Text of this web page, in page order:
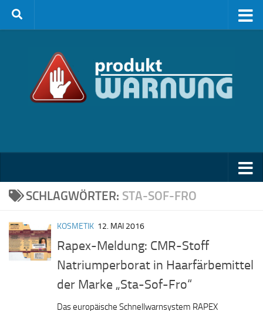
Zum Inhalt springen
SCHLAGWÖRTER: STA-SOF-FRO
KOSMETIK 12. MAI 2016
Rapex-Meldung: CMR-Stoff
Natriumperborat in Haarfärbemittel
der Marke „Sta-Sof-Fro“
Das europäische Schnellwarnsystem RAPEX